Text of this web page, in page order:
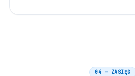
04 — ZASIĘG